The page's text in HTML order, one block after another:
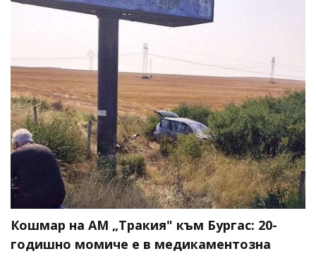
Кошмар на АМ „Тракия" към Бургас: 20-
годишно момиче е в медикаментозна